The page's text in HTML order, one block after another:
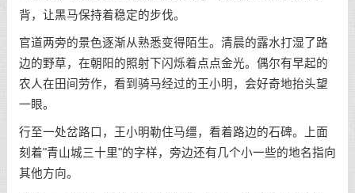
背，让黑马保持着稳定的步伐。
官道两旁的景色逐渐从熟悉变得陌生。清晨的露水打湿了路
边的野草，在朝阳的照射下闪烁着点点金光。偶尔有早起的
农人在田间劳作，看到骑马经过的王小明，会好奇地抬头望
一眼。
行至一处岔路口，王小明勒住马缰，看着路边的石碑。上面
刻着"青山城三十里"的字样，旁边还有几个小一些的地名指向
其他方向。